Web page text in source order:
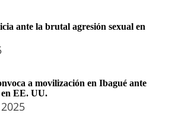
ante la brutal agresión sexual en
a movilización en Ibagué ante
en EE. UU.